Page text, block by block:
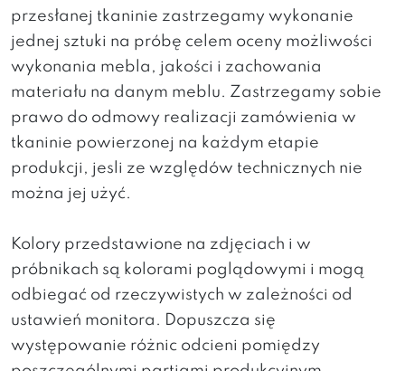
przesłanej tkaninie zastrzegamy wykonanie
jednej sztuki na próbę celem oceny możliwości
wykonania mebla, jakości i zachowania
materiału na danym meblu. Zastrzegamy sobie
prawo do odmowy realizacji zamówienia w
tkaninie powierzonej na każdym etapie
produkcji, jesli ze względów technicznych nie
można jej użyć.
Kolory przedstawione na zdjęciach i w
próbnikach są kolorami poglądowymi i mogą
odbiegać od rzeczywistych w zależności od
ustawień monitora. Dopuszcza się
występowanie różnic odcieni pomiędzy